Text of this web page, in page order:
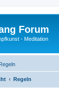
Forum
- Meditation
Regeln